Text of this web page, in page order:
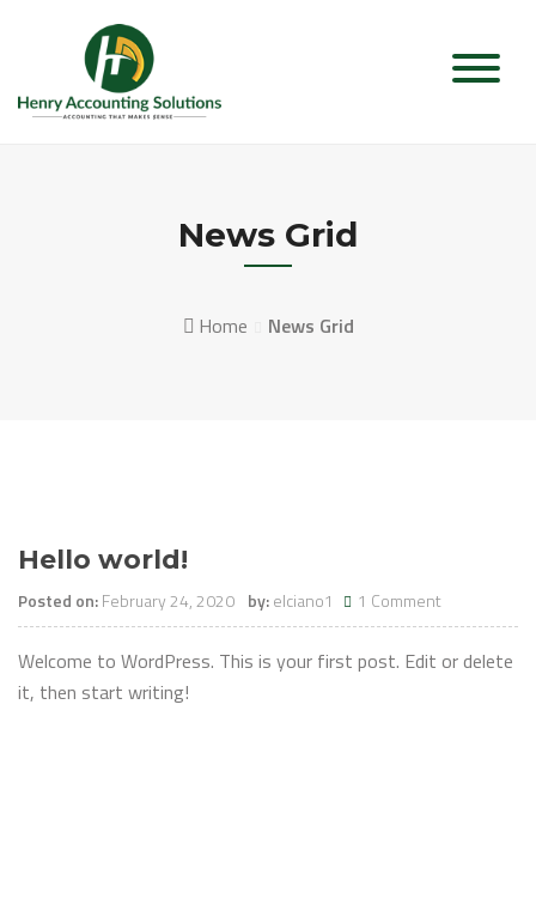
News Grid
Home News Grid
Hello world!
Posted on:February 24, 2020 by:elciano1 1 Comment
Welcome to WordPress. This is your first post. Edit or delete
it, then start writing!